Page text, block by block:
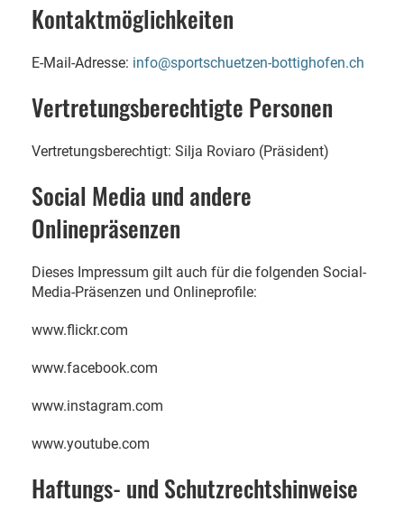
Kontaktmöglichkeiten
E-Mail-Adresse: info@sportschuetzen-bottighofen.ch
Vertretungsberechtigte Personen
Vertretungsberechtigt: Silja Roviaro (Präsident)
Social Media und andere
Onlinepräsenzen
Dieses Impressum gilt auch für die folgenden Social-
Media-Präsenzen und Onlineprofile:
www.flickr.com
www.facebook.com
www.instagram.com
www.youtube.com
Haftungs- und Schutzrechtshinweise